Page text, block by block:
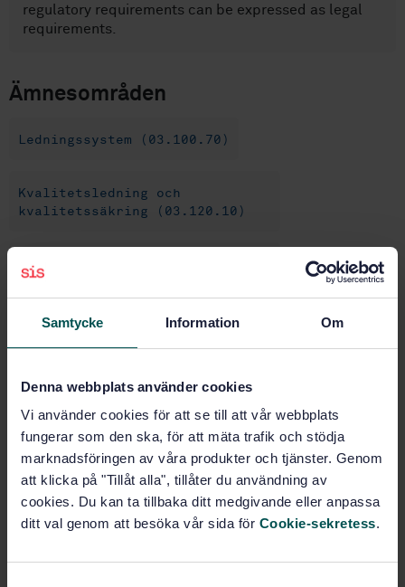
Samtycke Information Om
Denna webbplats använder cookies
Vi använder cookies för att se till att vår webbplats
fungerar som den ska, för att mäta trafik och stödja
marknadsföringen av våra produkter och tjänster. Genom
att klicka på "Tillåt alla", tillåter du användning av
cookies. Du kan ta tillbaka ditt medgivande eller anpassa
ditt val genom att besöka vår sida för Cookie-sekretess.
regulatory requirements can be expressed as legal
requirements.
Ämnesområden
Ledningssystem (03.100.70)
Kvalitetsledning och
kvalitetssäkring (03.120.10)
Flygplan och rymdfarkoster
Allmänt (49.020)
Köp denna standard
STANDARD
SVENSK STANDARD· SS-EN 9110:2015
Quality Management Systems - Requirements for
Aviation Maintenance Organizations
Prenumerera på standarden - Läs mer